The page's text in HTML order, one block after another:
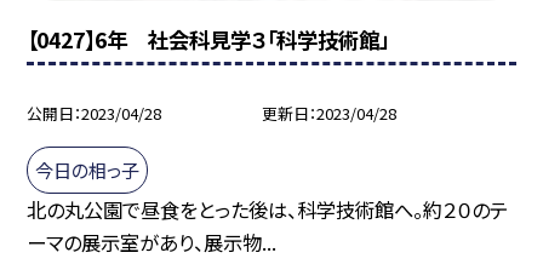
【0427】6年 社会科見学３「科学技術館」
公開日 2023/04/28 更新日 2023/04/28
今日の相っ子
北の丸公園で昼食をとった後は、科学技術館へ。約２０のテ
ーマの展示室があり、展示物...